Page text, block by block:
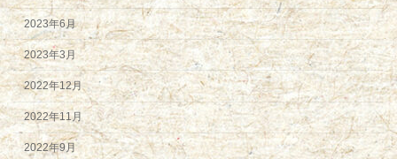
2023年6月
2023年3月
2022年12月
2022年11月
2022年9月